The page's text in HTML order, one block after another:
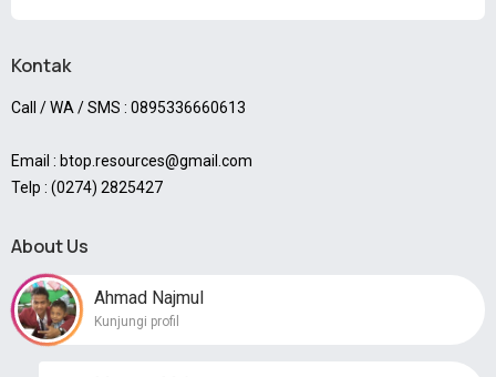
Kontak
Call / WA / SMS : 0895336660613
Email : btop.resources@gmail.com
Telp : (0274) 2825427
About Us
Ahmad Najmul
Kunjungi profil